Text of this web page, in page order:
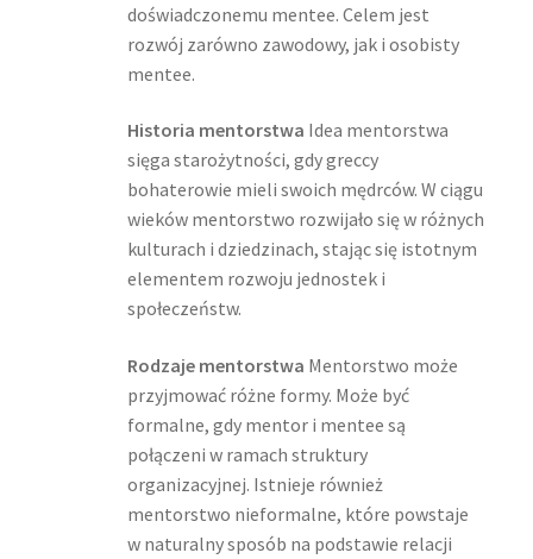
doświadczonemu mentee. Celem jest
rozwój zarówno zawodowy, jak i osobisty
mentee.
Historia mentorstwa Idea mentorstwa
sięga starożytności, gdy greccy
bohaterowie mieli swoich mędrców. W ciągu
wieków mentorstwo rozwijało się w różnych
kulturach i dziedzinach, stając się istotnym
elementem rozwoju jednostek i
społeczeństw.
Rodzaje mentorstwa Mentorstwo może
przyjmować różne formy. Może być
formalne, gdy mentor i mentee są
połączeni w ramach struktury
organizacyjnej. Istnieje również
mentorstwo nieformalne, które powstaje
w naturalny sposób na podstawie relacji